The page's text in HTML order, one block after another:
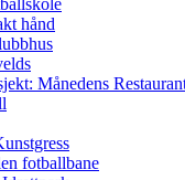
hånd
Månedens
fotballbane